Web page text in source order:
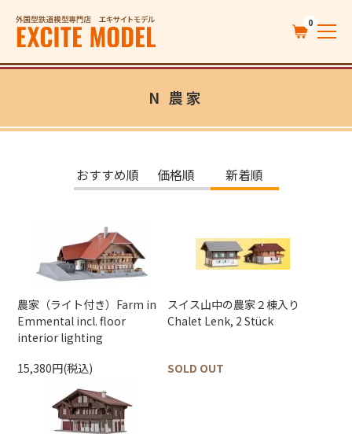
0
N 農家
おすすめ順 価格順 新着順
農家（ライト付き）Farm in
Emmental incl. floor
interior lighting
15,380円(税込)
スイス山中の農家２棟入り
Chalet Lenk, 2 Stück
SOLD OUT